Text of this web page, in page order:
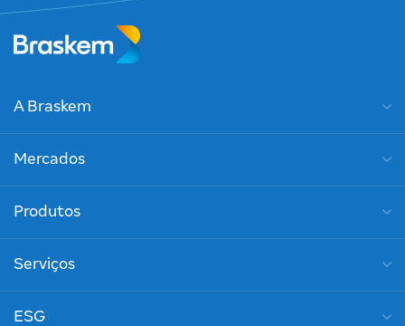
A Braskem
Mercados
Produtos
Serviços
ESG